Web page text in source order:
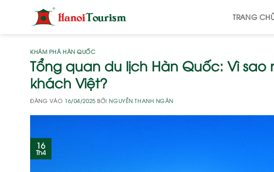
TRANG
KHÁM PHÁ HÀN QUỐC
Tổng quan du lịch Hàn Quốc: Vì
khách Việt?
ĐĂNG VÀO 16/04/2025 BỞINGUYỄN THANH NGÂN
16
Th4